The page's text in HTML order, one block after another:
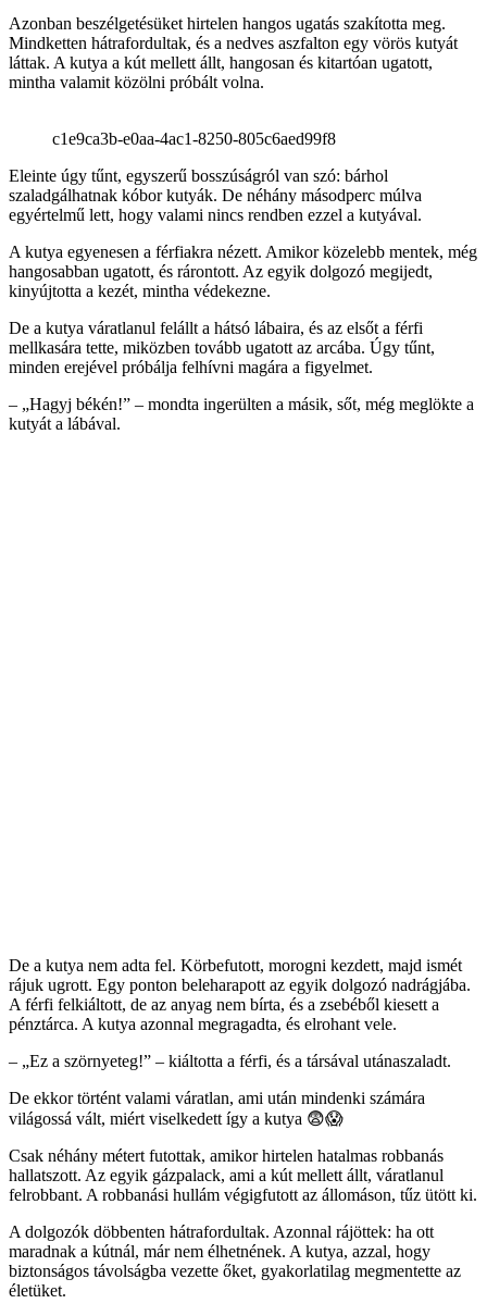
Azonban beszélgetésüket hirtelen hangos ugatás szakította meg.
Mindketten hátrafordultak, és a nedves aszfalton egy vörös kutyát
láttak. A kutya a kút mellett állt, hangosan és kitartóan ugatott,
mintha valamit közölni próbált volna.
c1e9ca3b-e0aa-4ac1-8250-805c6aed99f8
Eleinte úgy tűnt, egyszerű bosszúságról van szó: bárhol
szaladgálhatnak kóbor kutyák. De néhány másodperc múlva
egyértelmű lett, hogy valami nincs rendben ezzel a kutyával.
A kutya egyenesen a férfiakra nézett. Amikor közelebb mentek, még
hangosabban ugatott, és rárontott. Az egyik dolgozó megijedt,
kinyújtotta a kezét, mintha védekezne.
De a kutya váratlanul felállt a hátsó lábaira, és az elsőt a férfi
mellkasára tette, miközben tovább ugatott az arcába. Úgy tűnt,
minden erejével próbálja felhívni magára a figyelmet.
– „Hagyj békén!” – mondta ingerülten a másik, sőt, még meglökte a
kutyát a lábával.
De a kutya nem adta fel. Körbefutott, morogni kezdett, majd ismét
rájuk ugrott. Egy ponton beleharapott az egyik dolgozó nadrágjába.
A férfi felkiáltott, de az anyag nem bírta, és a zsebéből kiesett a
pénztárca. A kutya azonnal megragadta, és elrohant vele.
– „Ez a szörnyeteg!” – kiáltotta a férfi, és a társával utánaszaladt.
De ekkor történt valami váratlan, ami után mindenki számára
világossá vált, miért viselkedett így a kutya 😨😱
Csak néhány métert futottak, amikor hirtelen hatalmas robbanás
hallatszott. Az egyik gázpalack, ami a kút mellett állt, váratlanul
felrobbant. A robbanási hullám végigfutott az állomáson, tűz ütött ki.
A dolgozók döbbenten hátrafordultak. Azonnal rájöttek: ha ott
maradnak a kútnál, már nem élhetnének. A kutya, azzal, hogy
biztonságos távolságba vezette őket, gyakorlatilag megmentette az
életüket.